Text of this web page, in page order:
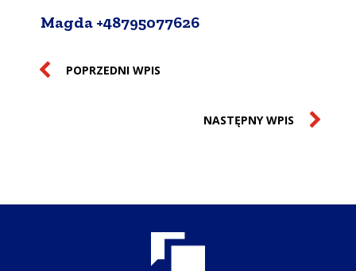
Magda +48795077626
POPRZEDNI WPIS
NASTĘPNY WPIS